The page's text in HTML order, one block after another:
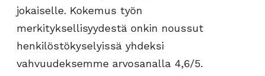
jokaiselle. Kokemus työn
merkityksellisyydestä onkin noussut
henkilöstökyselyissä yhdeksi
vahvuudeksemme arvosanalla 4,6/5.